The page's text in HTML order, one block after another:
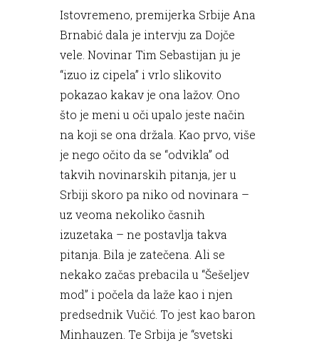
Istovremeno, premijerka Srbije Ana
Brnabić dala je intervju za Dojče
vele. Novinar Tim Sebastijan ju je
“izuo iz cipela” i vrlo slikovito
pokazao kakav je ona lažov. Ono
što je meni u oči upalo jeste način
na koji se ona držala. Kao prvo, više
je nego očito da se “odvikla” od
takvih novinarskih pitanja, jer u
Srbiji skoro pa niko od novinara –
uz veoma nekoliko časnih
izuzetaka – ne postavlja takva
pitanja. Bila je zatečena. Ali se
nekako začas prebacila u “Šešeljev
mod” i počela da laže kao i njen
predsednik Vučić. To jest kao baron
Minhauzen. Te Srbija je “svetski